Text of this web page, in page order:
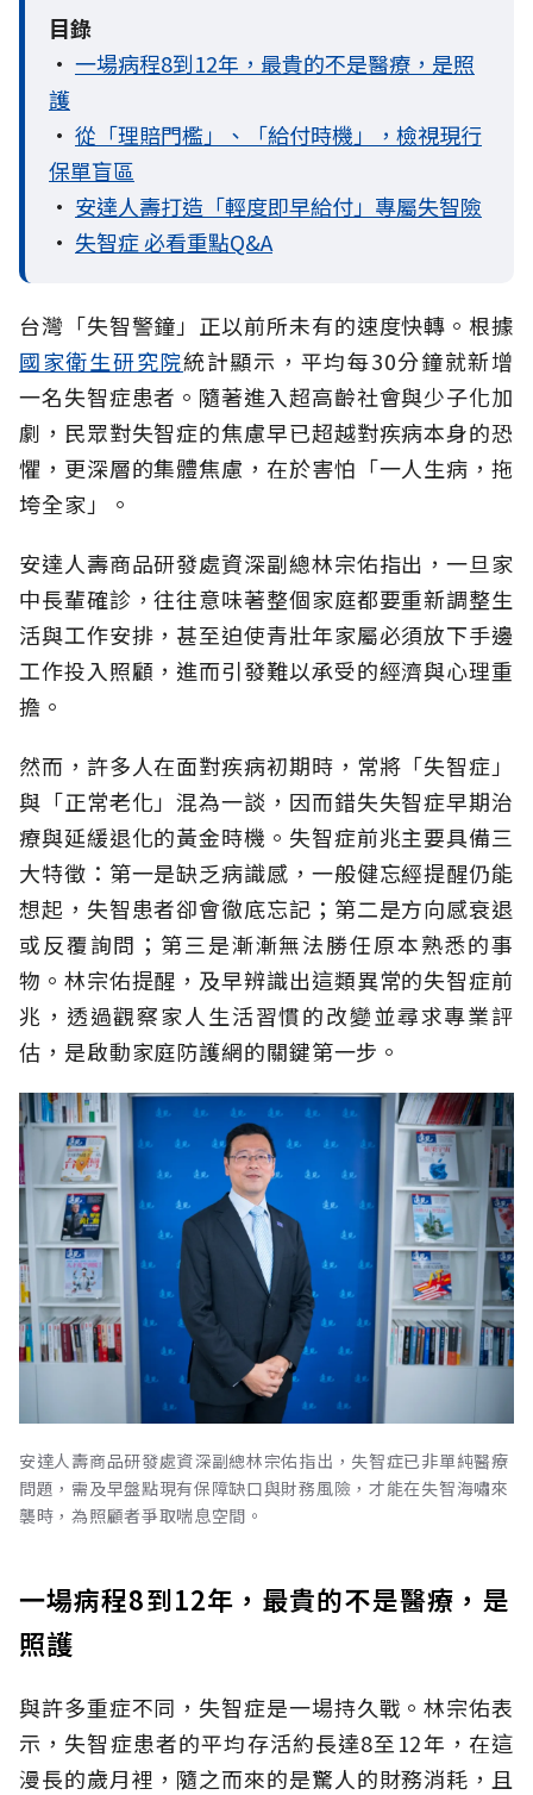
目錄
• 一場病程8到12年，最貴的不是醫療，是照
護
• 從「理賠門檻」、「給付時機」，檢視現行
保單盲區
• 安達人壽打造「輕度即早給付」專屬失智險
• 失智症 必看重點Q&A
台灣「失智警鐘」正以前所未有的速度快轉。根據
國家衛生研究院統計顯示，平均每30分鐘就新增
一名失智症患者。隨著進入超高齡社會與少子化加
劇，民眾對失智症的焦慮早已超越對疾病本身的恐
懼，更深層的集體焦慮，在於害怕「一人生病，拖
垮全家」。
安達人壽商品研發處資深副總林宗佑指出，一旦家
中長輩確診，往往意味著整個家庭都要重新調整生
活與工作安排，甚至迫使青壯年家屬必須放下手邊
工作投入照顧，進而引發難以承受的經濟與心理重
擔。
然而，許多人在面對疾病初期時，常將「失智症」
與「正常老化」混為一談，因而錯失失智症早期治
療與延緩退化的黃金時機。失智症前兆主要具備三
大特徵：第一是缺乏病識感，一般健忘經提醒仍能
想起，失智患者卻會徹底忘記；第二是方向感衰退
或反覆詢問；第三是漸漸無法勝任原本熟悉的事
物。林宗佑提醒，及早辨識出這類異常的失智症前
兆，透過觀察家人生活習慣的改變並尋求專業評
估，是啟動家庭防護網的關鍵第一步。
安達人壽商品研發處資深副總林宗佑指出，失智症已非單純醫療
問題，需及早盤點現有保障缺口與財務風險，才能在失智海嘯來
襲時，為照顧者爭取喘息空間。
一場病程8到12年，最貴的不是醫療，是
照護
與許多重症不同，失智症是一場持久戰。林宗佑表
示，失智症患者的平均存活約長達8至12年，在這
漫長的歲月裡，隨之而來的是驚人的財務消耗，且